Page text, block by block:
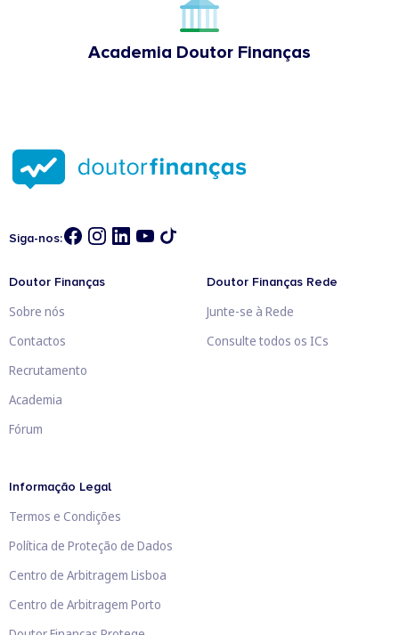
Academia Doutor Finanças
Siga-nos:
Doutor Finanças
Sobre nós
Contactos
Recrutamento
Academia
Fórum
Doutor Finanças Rede
Junte-se à Rede
Consulte todos os ICs
Informação Legal
Termos e Condições
Política de Proteção de Dados
Centro de Arbitragem Lisboa
Centro de Arbitragem Porto